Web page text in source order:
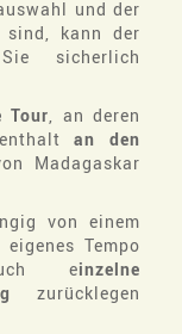
und der
sind, kann der
sicherlich
Tour, an deren
an den
Madagaskar
von einem
Tempo
einzelne
zurücklegen